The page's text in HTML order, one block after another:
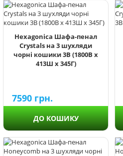
Hexagonica Шафа-пенал
Crystals на 3 шухляди
чорні кошики 3В (1800В х
413Ш х 345Г)
7590 грн.
ДО КОШИКУ